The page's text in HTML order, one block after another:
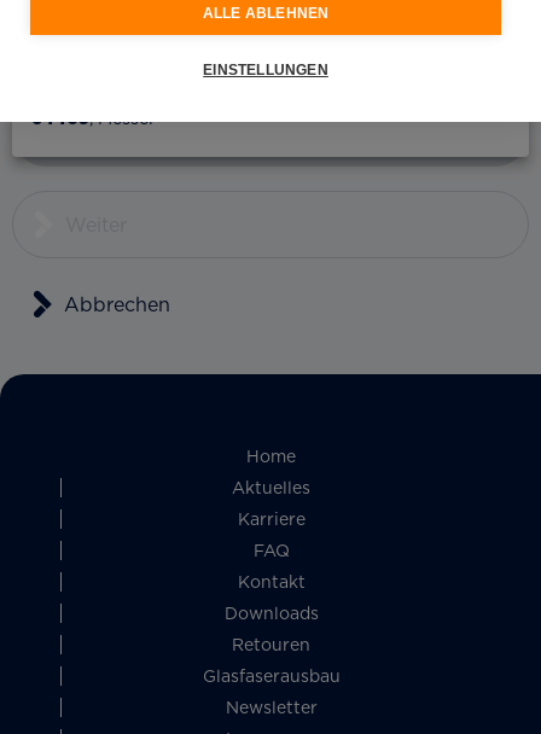
Hausnummer
Abbrechen
Home
Aktuelles
Karriere
FAQ
Kontakt
Downloads
Retouren
Glasfaserausbau
Newsletter
ALLE ABLEHNEN
EINSTELLUNGEN
64409, Messel